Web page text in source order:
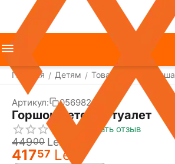
Главная / Детям / Товары для малыша
Скидка 7%
Артикул: 056982491
Горшок детский туалет
Написать отзыв
41757 Lei
44900 Lei